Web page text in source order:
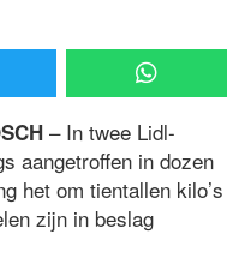
– In twee Lidl-
aangetroffen in dozen
het om tientallen kilo’s
zijn in beslag